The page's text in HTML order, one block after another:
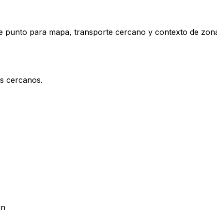
punto para mapa, transporte cercano y contexto de
cercanos.